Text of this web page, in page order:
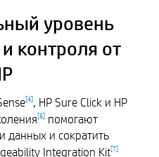
уровень
контроля от
[4], HP Sure Clickи HP
[6] помогают
данных и сократить
Integration Kit[7]